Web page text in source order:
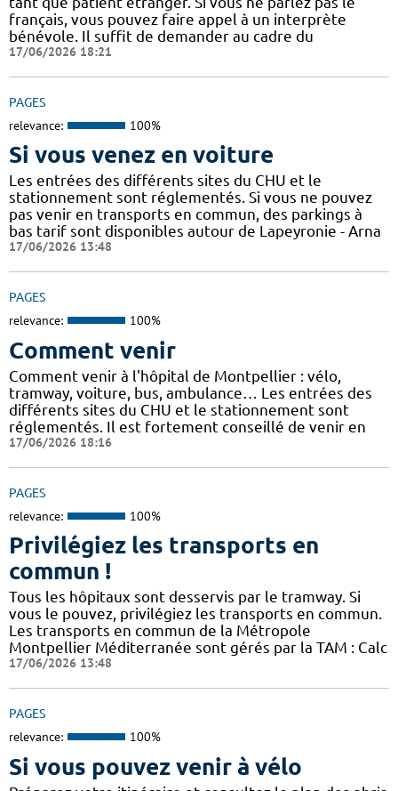
français, vous pouvez faire appel à un interprète
bénévole. Il suffit de demander au cadre du
17/06/2026 18:21
PAGES
relevance: 100%
Si vous venez en voiture
Les entrées des différents sites du CHU et le
stationnement sont réglementés. Si vous ne pouvez
pas venir en transports en commun, des parkings à
bas tarif sont disponibles autour de Lapeyronie - Arna
17/06/2026 13:48
PAGES
relevance: 100%
Comment venir
Comment venir à l'hôpital de Montpellier : vélo,
tramway, voiture, bus, ambulance… Les entrées des
différents sites du CHU et le stationnement sont
réglementés. Il est fortement conseillé de venir en
17/06/2026 18:16
PAGES
relevance: 100%
Privilégiez les transports en
commun !
Tous les hôpitaux sont desservis par le tramway. Si
vous le pouvez, privilégiez les transports en commun.
Les transports en commun de la Métropole
Montpellier Méditerranée sont gérés par la TAM : Calc
17/06/2026 13:48
PAGES
relevance: 100%
Si vous pouvez venir à vélo